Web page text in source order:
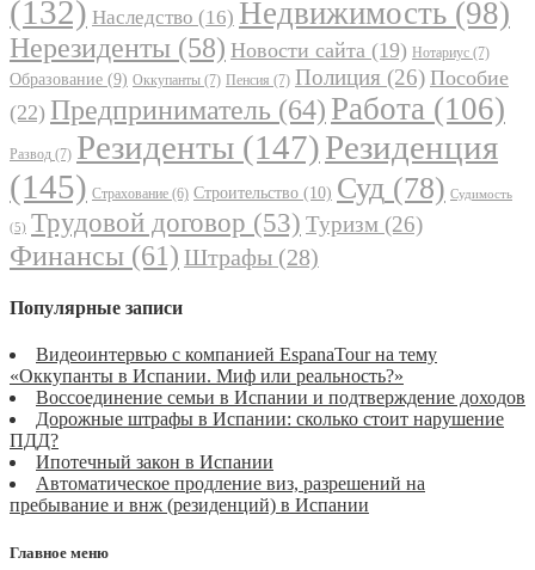
(132) Наследство (16) Недвижимость (98)
Нерезиденты (58) Новости сайта (19) Нотариус (7)
Образование (9) Оккупанты (7) Пенсия (7) Полиция (26) Пособие
(22) Предприниматель (64) Работа (106)
Развод (7) Резиденты (147)Резиденция
(145) Страхование (6) Строительство (10) Суд (78) Судимость
(5) Трудовой договор (53) Туризм (26)
Финансы (61) Штрафы (28)
Популярные записи
Видеоинтервью с компанией EspanaTour на тему
«Оккупанты в Испании. Миф или реальность?»
Воссоединение семьи в Испании и подтверждение доходов
Дорожные штрафы в Испании: сколько стоит нарушение
ПДД?
Ипотечный закон в Испании
Автоматическое продление виз, разрешений на
пребывание и внж (резиденций) в Испании
Главное меню